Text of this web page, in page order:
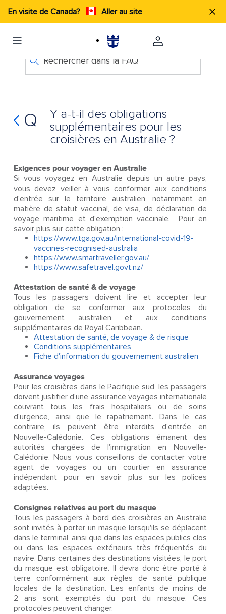
En visite de Canada? Aller au site
Rechercher dans la FAQ
Q
Y a-t-il des obligations
supplémentaires pour les
croisières en Australie ?
Exigences pour voyager en Australie
Si vous voyagez en Australie depuis un autre pays,
vous devez veiller à vous conformer aux conditions
d'entrée sur le territoire australien, notamment en
matière de statut vaccinal, de visa, de déclaration de
voyage maritime et d'exemption vaccinale. Pour en
savoir plus sur cette obligation :
https://www.tga.gov.au/international-covid-19-
vaccines-recognised-australia
https://www.smartraveller.gov.au/
https://www.safetravel.govt.nz/
Attestation de santé & de voyage
Tous les passagers doivent lire et accepter leur
obligation de se conformer aux protocoles du
gouvernement australien et aux conditions
supplémentaires de Royal Caribbean.
Attestation de santé, de voyage & de risque
Conditions supplémentaires
Fiche d'information du gouvernement australien
Assurance voyages
Pour les croisières dans le Pacifique sud, les passagers
doivent justifier d'une assurance voyages internationale
couvrant tous les frais hospitaliers ou de soins
d'urgence, ainsi que le rapatriement. Dans le cas
contraire, ils peuvent être interdits d'entrée en
Nouvelle-Calédonie. Ces obligations émanent des
autorités chargées de l'immigration en Nouvelle-
Calédonie. Nous vous conseillons de contacter votre
agent de voyages ou un courtier en assurance
indépendant pour en savoir plus sur les polices
adaptées.
Consignes relatives au port du masque
Tous les passagers à bord des croisières en Australie
sont invités à porter un masque lorsqu'ils se déplacent
dans le terminal, ainsi que dans les espaces publics clos
ou dans les espaces extérieurs très fréquentés du
navire. Dans certaines des destinations visitées, le port
du masque est obligatoire. Il devra donc être porté à
terre conformément aux règles de santé publique
locales de la destination. Les enfants de moins de
2 ans sont exemptés du port du masque. Ces
protocoles peuvent changer.